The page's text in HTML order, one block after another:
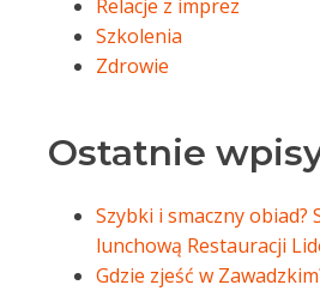
Relacje z imprez
Szkolenia
Zdrowie
Ostatnie
Szybki i smaczny obiad?
lunchową Restauracji
Gdzie zjeść w